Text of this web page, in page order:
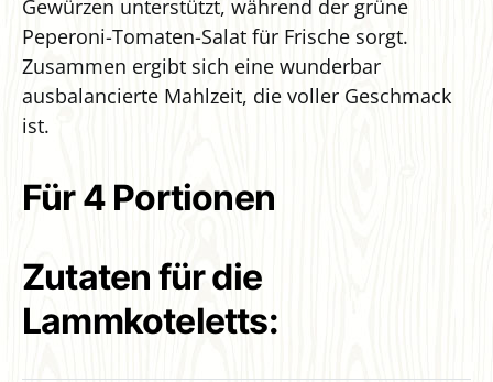
Gewürzen unterstützt, während der grüne
Peperoni-Tomaten-Salat für Frische sorgt.
Zusammen ergibt sich eine wunderbar
ausbalancierte Mahlzeit, die voller Geschmack
ist.
Für 4 Portionen
Zutaten für die
Lammkoteletts: